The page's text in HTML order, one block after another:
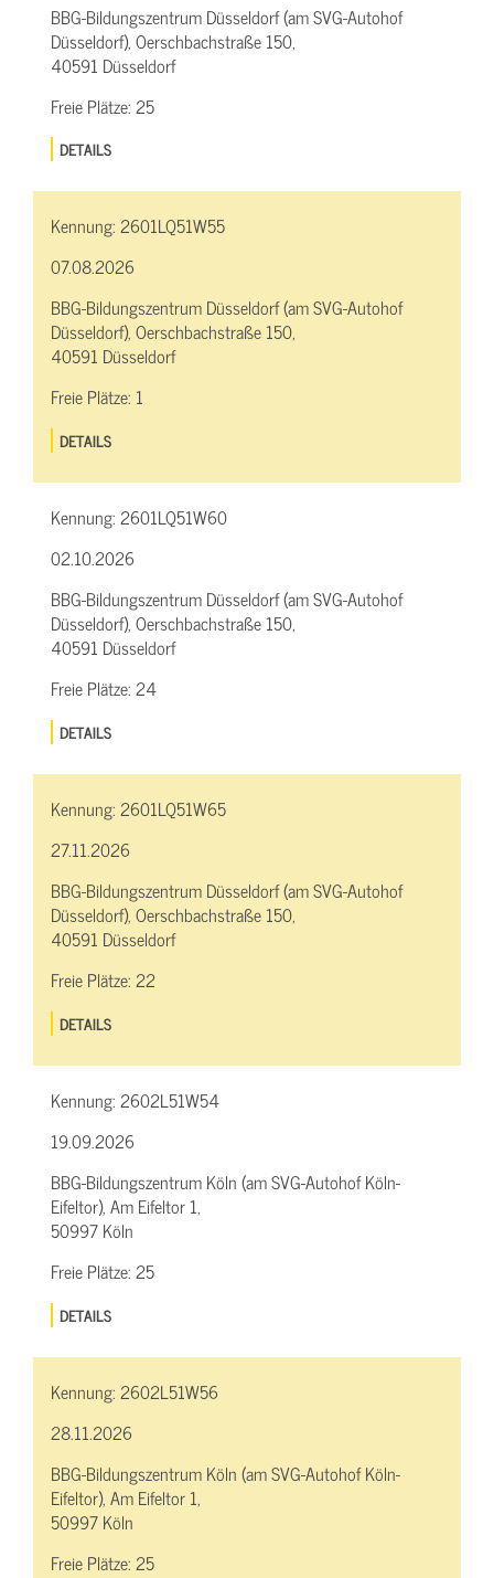
BBG-Bildungszentrum Düsseldorf (am SVG-Autohof
Düsseldorf), Oerschbachstraße 150,
40591 Düsseldorf
Freie Plätze:25
DETAILS
Kennung:2601LQ51W55
07.08.2026
BBG-Bildungszentrum Düsseldorf (am SVG-Autohof
Düsseldorf), Oerschbachstraße 150,
40591 Düsseldorf
Freie Plätze: 1
DETAILS
Kennung:2601LQ51W60
02.10.2026
BBG-Bildungszentrum Düsseldorf (am SVG-Autohof
Düsseldorf), Oerschbachstraße 150,
40591 Düsseldorf
Freie Plätze:24
DETAILS
Kennung:2601LQ51W65
27.11.2026
BBG-Bildungszentrum Düsseldorf (am SVG-Autohof
Düsseldorf), Oerschbachstraße 150,
40591 Düsseldorf
Freie Plätze:22
DETAILS
Kennung:2602L51W54
19.09.2026
BBG-Bildungszentrum Köln (am SVG-Autohof Köln-
Eifeltor), Am Eifeltor 1,
50997 Köln
Freie Plätze:25
DETAILS
Kennung:2602L51W56
28.11.2026
BBG-Bildungszentrum Köln (am SVG-Autohof Köln-
Eifeltor), Am Eifeltor 1,
50997 Köln
Freie Plätze:25